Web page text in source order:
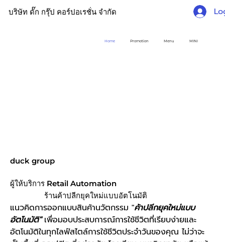
บริษัท ดั๊ก กรุ๊ป คอร์ปอเรชั่น จำกัด
Home Promotion Menu MINI
ผู้ให้บริการ Retail Automation
ร้านค้าปลีกยุคใหม่แบบอัตโนมัติ
duck group
แนวคิดการออกแบบสินค้านวัตกรรม "ค้าปลีกยุคใหม่แบบ
อัตโนมัติ"เพื่อมอบประสบการณ์การใช้ชีวิตที่เรียบง่ายและ
อัตโนมัติในทุกไลฟ์สไตล์การใช้ชีวิตประจำวันของคุณ ไม่ว่าจะ